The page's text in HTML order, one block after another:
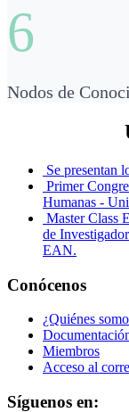
6
Nodos de
Se presentan
Primer
Humanas -
Master Class
de
EAN.
Conócenos
¿Quiénes
Miembros
Acceso al
Síguenos en: